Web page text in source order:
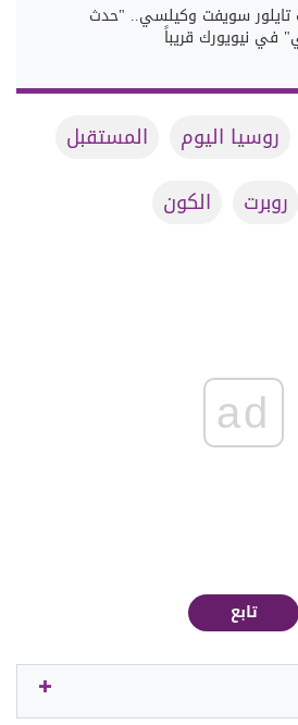
تايلور سويفت وكيلسي.. "حدث
في نيويورك قريباً
روسيا اليوم
المستقبل
روبرت الكون
ad
تابع